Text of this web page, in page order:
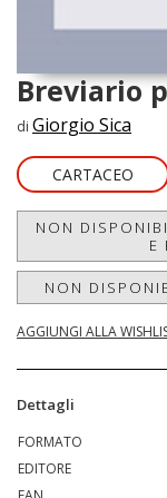
Breviario
di Giorgio Sica
CARTACEO
NON
E
NON
AGGIUNGI ALLA
Dettagli
FORMATO
EDITORE